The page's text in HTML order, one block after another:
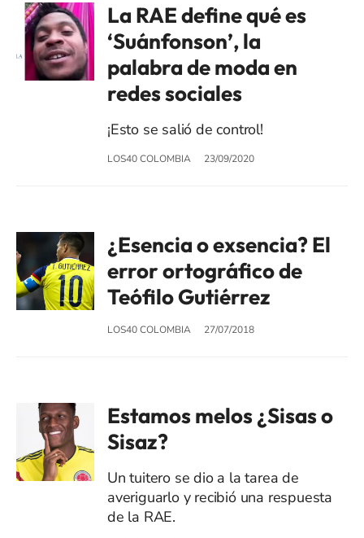
La RAE define qué es
‘Suánfonson’, la
palabra de moda en
redes sociales
¡Esto se salió de control!
LOS40 COLOMBIA 23/09/2020
¿Esencia o exsencia? El
error ortográfico de
Teófilo Gutiérrez
LOS40 COLOMBIA 27/07/2018
Estamos melos ¿Sisas o
Sisaz?
Un tuitero se dio a la tarea de
averiguarlo y recibió una respuesta
de la RAE.